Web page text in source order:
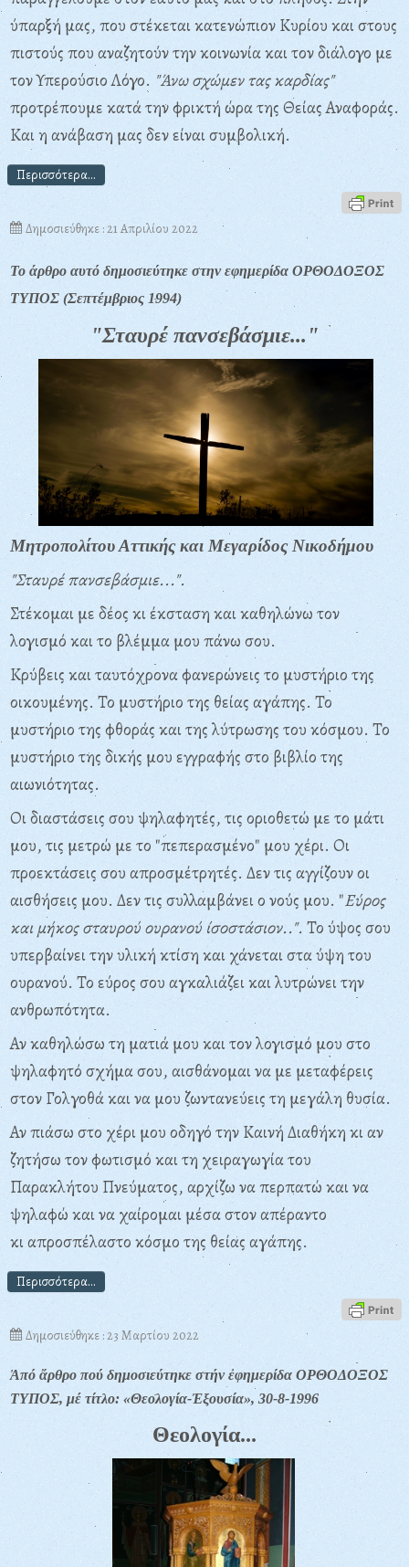
ύπαρξή μας, που στέκεται κατενώπιον Κυρίου και στους
πιστούς που αναζητούν την κοινωνία και τον διάλογο με
τον Υπερούσιο Λόγο. "Άνω σχώμεν τας καρδίας"
προτρέπουμε κατά την φρικτή ώρα της Θείας Αναφοράς.
Και η ανάβαση μας δεν είναι συμβολική.
Περισσότερα...
Δημοσιεύθηκε : 21 Απριλίου 2022
Το άρθρο αυτό δημοσιεύτηκε στην εφημερίδα ΟΡΘΟΔΟΞΟΣ
ΤΥΠΟΣ (Σεπτέμβριος 1994)
"Σταυρέ πανσεβάσμιε..."
Μητροπολίτου Αττικής και Μεγαρίδος Νικοδήμου
"Σταυρέ πανσεβάσμιε...".
Στέκομαι με δέος κι έκσταση και καθηλώνω τον
λογισμό και το βλέμμα μου πάνω σου.
Κρύβεις και ταυτόχρονα φανερώνεις το μυστήριο της
οικουμένης. Το μυστήριο της θείας αγάπης. Το
μυστήριο της φθοράς και της λύτρωσης του κόσμου. Το
μυστήριο της δικής μου εγγραφής στο βιβλίο της
αιωνιότητας.
Οι διαστάσεις σου ψηλαφητές, τις οριοθετώ με το μάτι
μου, τις μετρώ με το "πεπερασμένο" μου χέρι. Οι
προεκτάσεις σου απροσμέτρητές. Δεν τις αγγίζουν οι
αισθήσεις μου. Δεν τις συλλαμβάνει ο νούς μου. "Εύρος
και μήκος σταυρού ουρανού ίσοστάσιον..". Το ύψος σου
υπερβαίνει την υλική κτίση και χάνεται στα ύψη του
ουρανού. Το εύρος σου αγκαλιάζει καιλυτρώνει την
ανθρωπότητα.
Αν καθηλώσω τη ματιά μου και τον λογισμό μου στο
ψηλαφητό σχήμασου, αισθάνομαι να με μεταφέρεις
στον Γολγοθά και να μου ζωντανεύεις τη μεγάλη θυσία.
Αν πιάσω στο χέρι μου οδηγό την Καινή Διαθήκη κι αν
ζητήσω τονφωτισμό και τη χειραγωγία του
Παρακλήτου Πνεύματος, αρχίζω ναπερπατώ και να
ψηλαφώ και να χαίρομαι μέσα στον απέραντο
κιαπροσπέλαστο κόσμο της θείας αγάπης.
Περισσότερα...
Δημοσιεύθηκε : 23 Μαρτίου 2022
Ἀπό ἄρθρο πού δημοσιεύτηκε στήν ἐφημερίδα ΟΡΘΟΔΟΞΟΣ
ΤΥΠΟΣ, μέ τίτλο: «Θεολογία-Ἐξουσία», 30-8-1996
Θεολογία...